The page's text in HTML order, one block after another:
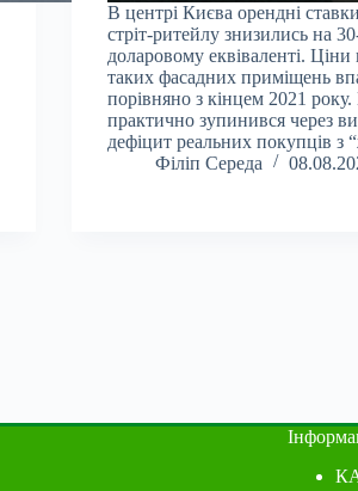
В центрі Києва орендні
стріт-ритейлу знизились на
доларовому еквіваленті. Ціни
таких фасадних приміщень
порівняно з кінцем 2021
практично зупинився через
дефіцит реальних покупців
Філіп Середа